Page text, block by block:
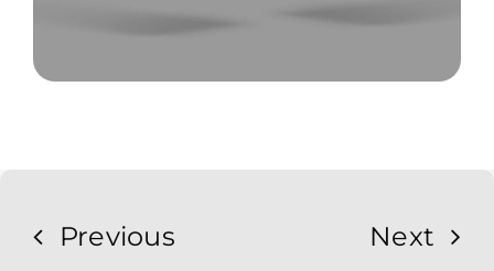
Previous Next